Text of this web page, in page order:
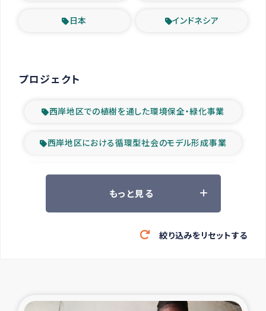
日本 インドネシア
プロジェクト
西岸地区での植樹を通した環境保全・緑化事業
西岸地区における循環型社会のモデル形成事業
ツアー参加者の声
緊急救援の時代
東ティモール豪雨緊急支援
もっと見る
絞り込みをリセットする